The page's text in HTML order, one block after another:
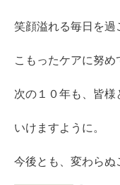
笑顔溢れる毎日を過
こもったケアに努め
次の１０年も、皆様
いけますように。
今後とも、変わらぬ